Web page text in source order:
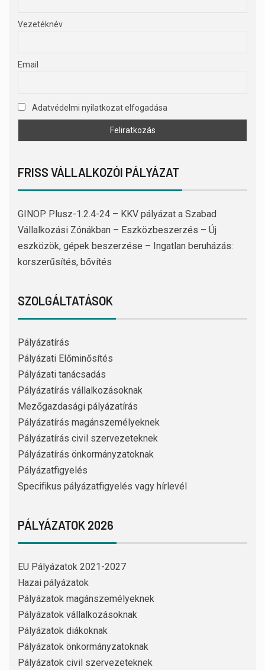
Vezetéknév
Email
Adatvédelmi nyilatkozat elfogadása
FRISS VÁLLALKOZÓI PÁLYÁZAT
GINOP Plusz-1.2.4-24 – KKV pályázat a Szabad
Vállalkozási Zónákban – Eszközbeszerzés – Új
eszközök, gépek beszerzése – Ingatlan beruházás:
korszerűsítés, bővítés
SZOLGÁLTATÁSOK
Pályázatírás
Pályázati Előminősítés
Pályázati tanácsadás
Pályázatírás vállalkozásoknak
Mezőgazdasági pályázatírás
Pályázatírás magánszemélyeknek
Pályázatírás civil szervezeteknek
Pályázatírás önkormányzatoknak
Pályázatfigyelés
Specifikus pályázatfigyelés vagy hírlevél
PÁLYÁZATOK 2026
EU Pályázatok 2021-2027
Hazai pályázatok
Pályázatok magánszemélyeknek
Pályázatok vállalkozásoknak
Pályázatok diákoknak
Pályázatok önkormányzatoknak
Pályázatok civil szervezeteknek